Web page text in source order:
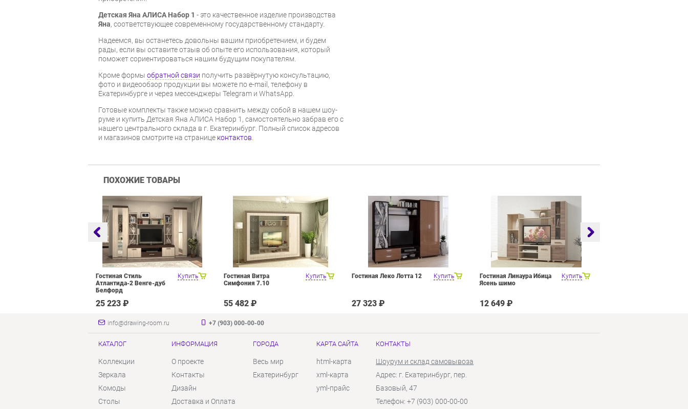
Детская Яна АЛИСА Набор 1 - это качественное изделие производства
Яна, соответствующее современному государственному стандарту.
Надеемся, вы останетесь довольны вашим приобретением, и будем
рады, если вы оставите отзыв об опыте его использования, который
поможет сориентироваться нашим будущим покупателям.
Кроме формы обратной связи получить развёрнутую консультацию,
фото и видеообзор продукции вы можете по e-mail, телефону в
Екатеринбурге и через мессенджеры Telegram и WhatsApp.
Готовые комплекты также можно сравнить между собой в нашем шоу-
руме и купить Детская Яна АЛИСА Набор 1, самостоятельно забрав его с
нашего центрального склада в г. Екатеринбург. Полный список адресов
и магазинов смотрите на странице контактов.
ПОХОЖИЕ ТОВАРЫ
Купить
Гостиная Стиль
Атлантида-2 Венге-дуб
Белфорд
25 223 ₽
Купить
Гостиная Витра
Симфония 7.10
55 482 ₽
Купить
Гостиная Леко Лотта 12
27 323 ₽
Купить
Гостиная Линаура Ибица
Ясень шимо
12 649 ₽
info@drawing-room.ru +7 (903) 000-00-00
КАТАЛОГ
Коллекции
Зеркала
Комоды
Столы
ИНФОРМАЦИЯ
О проекте
Контакты
Дизайн
Доставка и Оплата
ГОРОДА
Весь мир
Екатеринбург
КАРТА САЙТА
html-карта
xml-карта
yml-прайс
КОНТАКТЫ
Шоурум и склад самовывоза
Адрес: г. Екатеринбург, пер.
Базовый, 47
Телефон: +7 (903) 000-00-00